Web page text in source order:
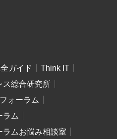
ガイド
Think IT
ス総合研究所
ォーラム
ラム
ラムお悩み相談室